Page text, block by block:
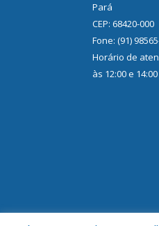
Pará
CEP: 68420-000
Fone: (91)
Horário de
às 12:00 e